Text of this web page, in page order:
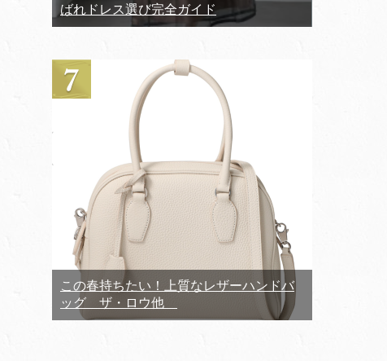
ばれドレス選び完全ガイド
この春持ちたい！上質なレザーハンドバ
ッグ ザ・ロウ他